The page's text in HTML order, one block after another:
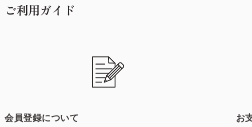
ご利用ガイド
会員登録について お